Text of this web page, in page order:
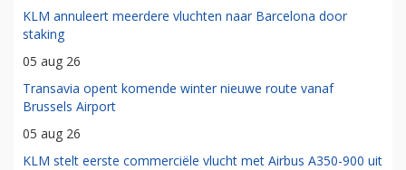
KLM annuleert meerdere vluchten naar Barcelona door
staking
05 aug 26
Transavia opent komende winter nieuwe route vanaf
Brussels Airport
05 aug 26
KLM stelt eerste commerciële vlucht met Airbus A350-900 uit